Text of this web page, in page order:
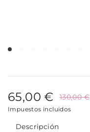
65,00 € 130,00 €
Impuestos incluidos
Descripción